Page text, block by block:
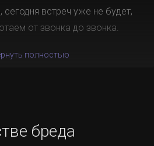
встреч уже не будет,
от звонка до звонка.
полностью
бреда